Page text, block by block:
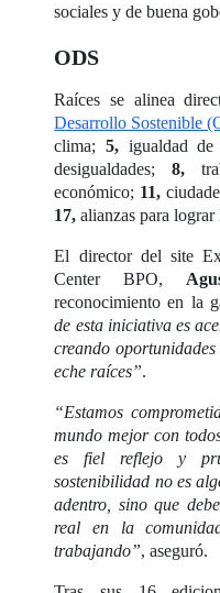
sociales y de buena
ODS
Raíces se alinea
Desarrollo Sostenible
clima; 5, igualdad de
desigualdades; 8,
económico; 11,
17,alianzas para
El director del site
Center BPO,
reconocimiento en la
de esta iniciativa es
creando
eche raíces”.
“Estamos
mundo mejor con
es fiel reflejo y
sostenibilidad no es
adentro, sino que
real en la
trabajando”, aseguró.